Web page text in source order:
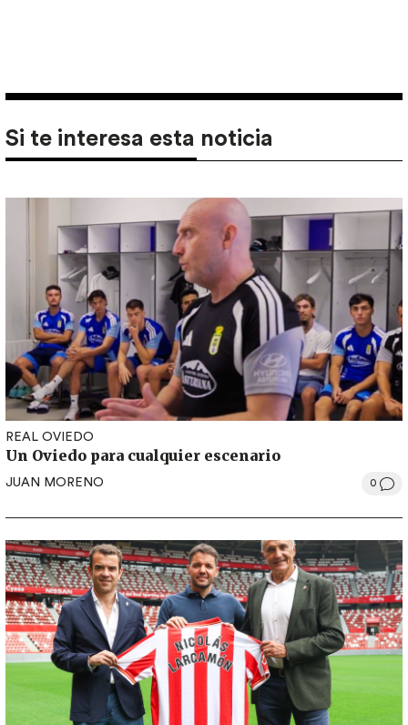
Si te interesa esta noticia
REAL OVIEDO
Un Oviedo para cualquier escenario
JUAN MORENO 0